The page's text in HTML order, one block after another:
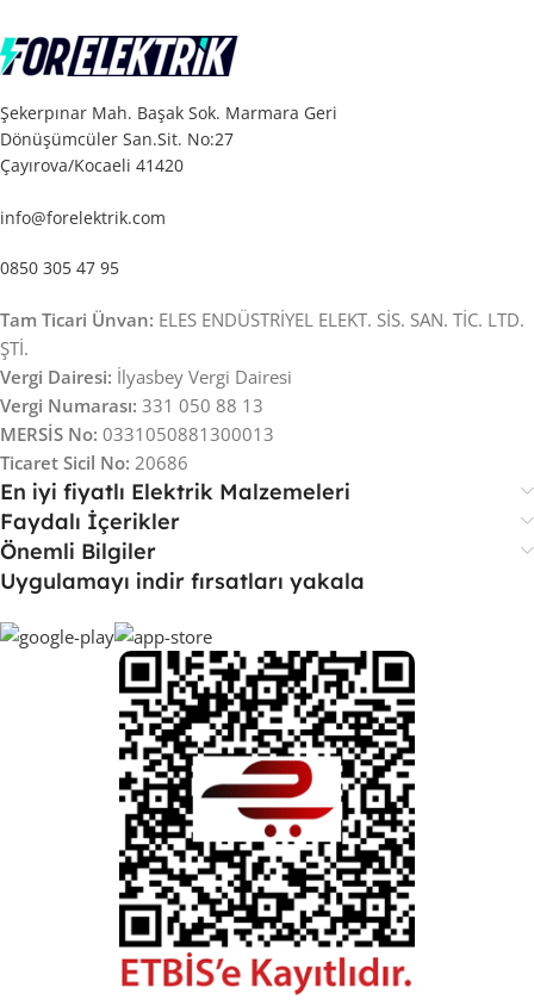
Şekerpınar Mah. Başak Sok. Marmara Geri
Dönüşümcüler San.Sit. No:27
Çayırova/Kocaeli 41420
info@forelektrik.com
0850 305 47 95
Tam Ticari Ünvan: ELES ENDÜSTRİYEL ELEKT. SİS. SAN. TİC. LTD.
ŞTİ.
Vergi Dairesi: İlyasbey Vergi Dairesi
Vergi Numarası: 331 050 88 13
MERSİS No: 0331050881300013
Ticaret Sicil No: 20686
En iyi fiyatlı Elektrik Malzemeleri
Faydalı İçerikler
Önemli Bilgiler
Uygulamayı indir fırsatları yakala